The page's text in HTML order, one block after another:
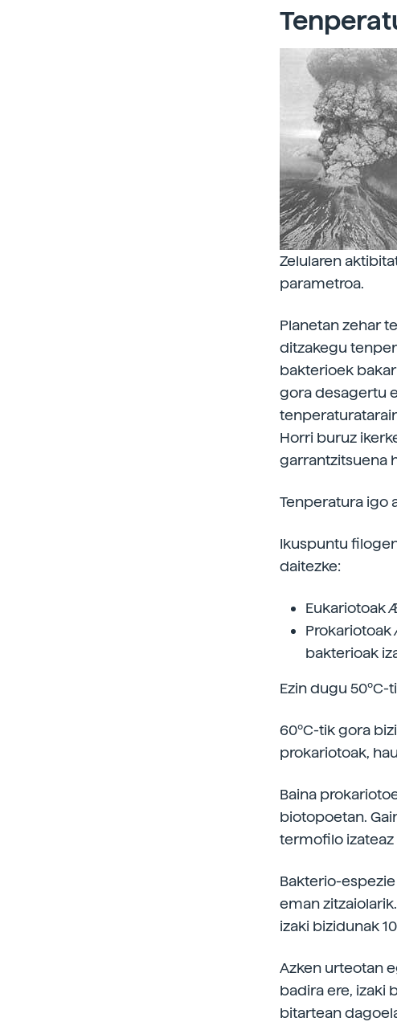
Zelularen
parametroa.
Planetan zehar
ditzakegu
bakterioek
gora desagertu
Horri buruz
garrantzitsuena
Tenperatura igo
Ikuspuntu
daitezke:
Eukariotoak
bakterioak
Ezin dugu
60ºC-tik gora
prokariotoak,
Baina
biotopoetan.
termofilo izateaz
Bakterio-
eman
izaki bizidunak
Azken urteotan
badira ere, izaki
bitartean